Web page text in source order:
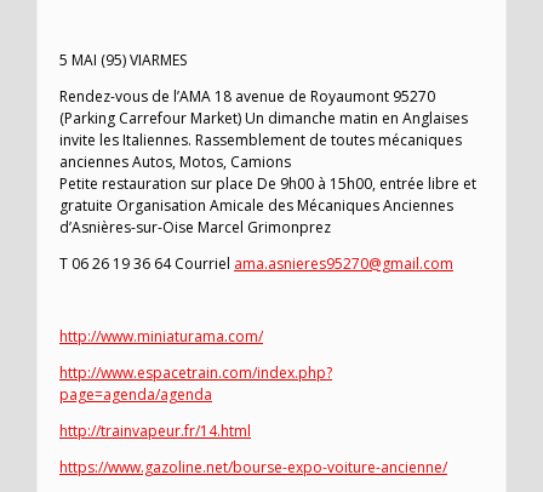
5 MAI (95) VIARMES
Rendez-vous de l’AMA 18 avenue de Royaumont 95270
(Parking Carrefour Market) Un dimanche matin en Anglaises
invite les Italiennes. Rassemblement de toutes mécaniques
anciennes Autos, Motos, Camions
Petite restauration sur place De 9h00 à 15h00, entrée libre et
gratuite Organisation Amicale des Mécaniques Anciennes
d’Asnières-sur-Oise Marcel Grimonprez
T 06 26 19 36 64 Courriel ama.asnieres95270@gmail.com
http://www.miniaturama.com/
http://www.espacetrain.com/index.php?
page=agenda/agenda
http://trainvapeur.fr/14.html
https://www.gazoline.net/bourse-expo-voiture-ancienne/